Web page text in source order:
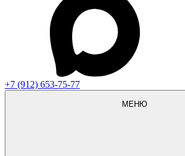
+7 (912) 653-75-77
МЕНЮ